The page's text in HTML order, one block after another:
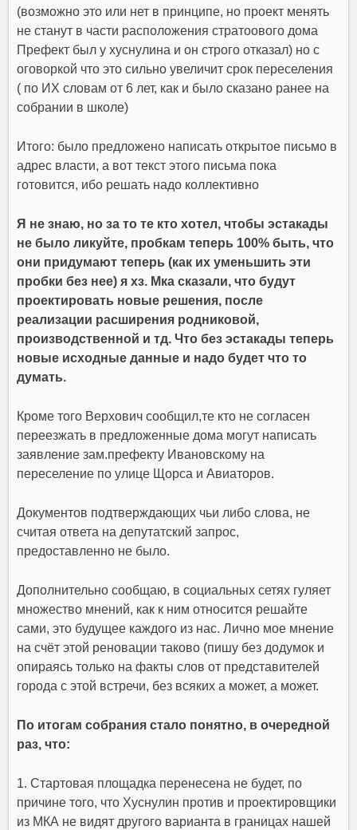
(возможно это или нет в принципе, но проект менять
не станут в части расположения стратоового дома
Префект был у хуснулина и он строго отказал) но с
оговоркой что это сильно увеличит срок переселения
( по ИХ словам от 6 лет, как и было сказано ранее на
собрании в школе)
Итого: было предложено написать открытое письмо в
адрес власти, а вот текст этого письма пока
готовится, ибо решать надо коллективно
Я не знаю, но за то те кто хотел, чтобы эстакады
не было ликуйте, пробкам теперь 100% быть, что
они придумают теперь (как их уменьшить эти
пробки без нее) я хз. Мка сказали, что будут
проектировать новые решения, после
реализации расширения родниковой,
производственной и тд. Что без эстакады теперь
новые исходные данные и надо будет что то
думать.
Кроме того Верхович сообщил,те кто не согласен
переезжать в предложенные дома могут написать
заявление зам.префекту Ивановскому на
переселение по улице Щорса и Авиаторов.
Документов подтверждающих чьи либо слова, не
считая ответа на депутатский запрос,
предоставленно не было.
Дополнительно сообщаю, в социальных сетях гуляет
множество мнений, как к ним относится решайте
сами, это будущее каждого из нас. Лично мое мнение
на счёт этой реновации таково (пишу без додумок и
опираясь только на факты слов от представителей
города с этой встречи, без всяких а может, а может.
По итогам собрания стало понятно, в очередной
раз, что:
1. Стартовая площадка перенесена не будет, по
причине того, что Хуснулин против и проектировщики
из МКА не видят другого варианта в границах нашей